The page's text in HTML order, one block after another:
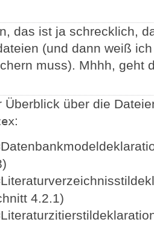
das ist ja schrecklich,
(und dann weiß
muss). Mhhh, geht
Überblick über die
:
4.2.1)